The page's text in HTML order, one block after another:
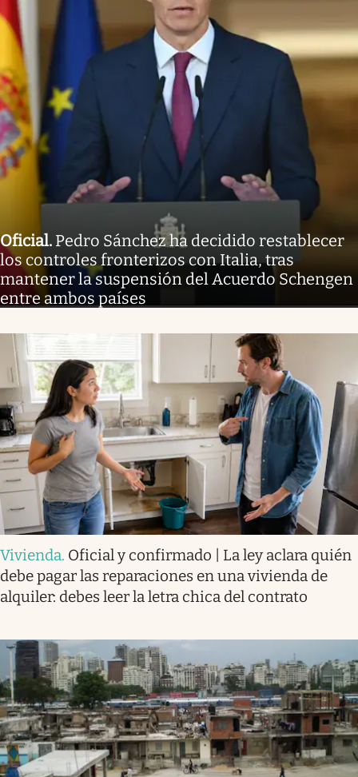
Oficial. Pedro Sánchez ha decidido restablecer
los controles fronterizos con Italia, tras
mantener la suspensión del Acuerdo Schengen
entre ambos países
Vivienda. Oficial y confirmado | La ley aclara quién
debe pagar las reparaciones en una vivienda de
alquiler: debes leer la letra chica del contrato